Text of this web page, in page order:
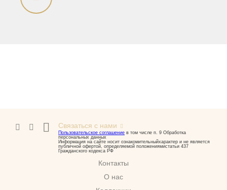
Контакты
О нас
Связаться с нами
Пользовательское соглашение в том числе п. 9 Обработка
персональных данных
Информация на сайте носит ознакомительныйхарактер и не является
публичной офертой, определяемой положениямистатьи 437
Гражданского кодекса РФ